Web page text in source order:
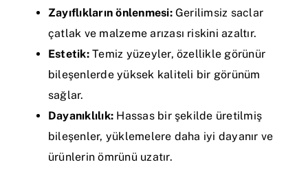
Zayıflıkların önlenmesi:Gerilimsiz saclar
çatlak ve malzeme arızası riskini azaltır.
Estetik:Temiz yüzeyler, özellikle görünür
bileşenlerde yüksek kaliteli bir görünüm
sağlar.
Dayanıklılık: Hassas bir şekilde üretilmiş
bileşenler, yüklemelere daha iyi dayanır ve
ürünlerin ömrünü uzatır.